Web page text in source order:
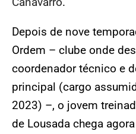
Depois de nove
Ordem – clube onde
coordenador técnico e
principal (cargo
2023) –, o jovem
de Lousada chega